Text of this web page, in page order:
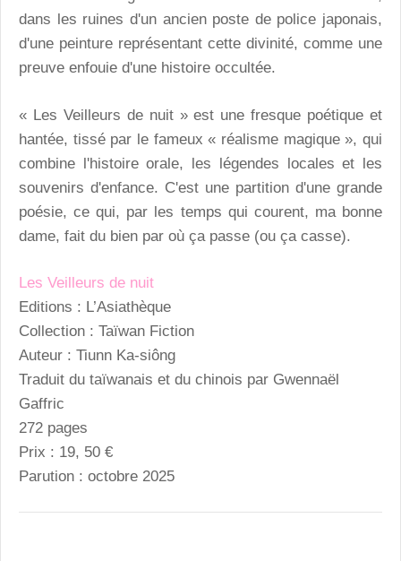
dans les ruines d'un ancien poste de police japonais,
d'une peinture représentant cette divinité, comme une
preuve enfouie d'une histoire occultée.
« Les Veilleurs de nuit » est une fresque poétique et
hantée, tissé par le fameux « réalisme magique », qui
combine l'histoire orale, les légendes locales et les
souvenirs d'enfance. C'est une partition d'une grande
poésie, ce qui, par les temps qui courent, ma bonne
dame, fait du bien par où ça passe (ou ça casse).
Les Veilleurs de nuit
Editions : L’Asiathèque
Collection : Taïwan Fiction
Auteur : Tiunn Ka-siông
Traduit du taïwanais et du chinois par Gwennaël
Gaffric
272 pages
Prix : 19, 50 €
Parution : octobre 2025